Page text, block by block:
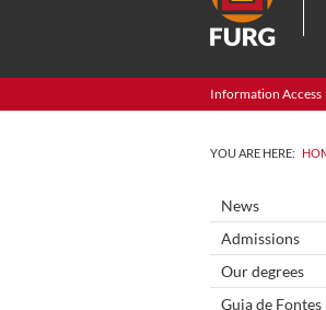
Information Access
YOU ARE HERE:
News
Admissions
Our degrees
Guia de Fontes